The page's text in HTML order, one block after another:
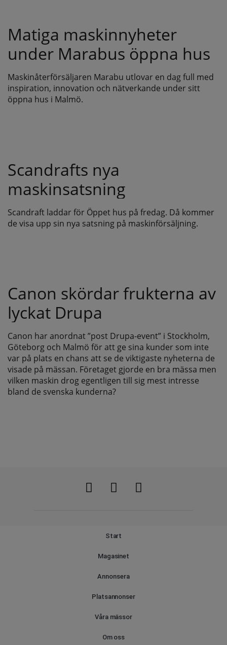
Matiga maskinnyheter
under Marabus öppna hus
Maskinåterförsäljaren Marabu utlovar en dag full med
inspiration, innovation och nätverkande under sitt
öppna hus i Malmö.
Scandrafts nya
maskinsatsning
Scandraft laddar för Öppet hus på fredag. Då kommer
de visa upp sin nya satsning på maskinförsäljning.
Canon skördar frukterna av
lyckat Drupa
Canon har anordnat ”post Drupa-event” i Stockholm,
Göteborg och Malmö för att ge sina kunder som inte
var på plats en chans att se de viktigaste nyheterna de
visade på mässan. Företaget gjorde en bra mässa men
vilken maskin drog egentligen till sig mest intresse
bland de svenska kunderna?
Start
Magasinet
Annonsera
Platsannonser
Våra mässor
Om oss